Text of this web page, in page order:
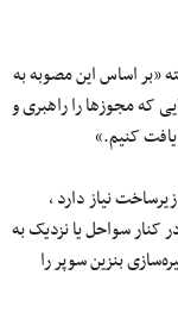
«بر اساس این مصوبه به
که مجوزها را راهبری و
کنیم.»
نیاز دارد ،
سواحل یا نزدیک به
بنزین سوپر را